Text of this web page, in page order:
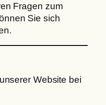
Fragen zum
Sie sich
Website bei